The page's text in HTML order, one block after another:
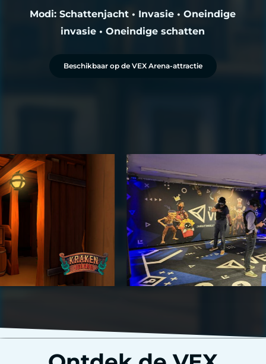
Modi: Schattenjacht • Invasie • Oneindige
invasie • Oneindige schatten
Beschikbaar op de VEX Arena-attractie